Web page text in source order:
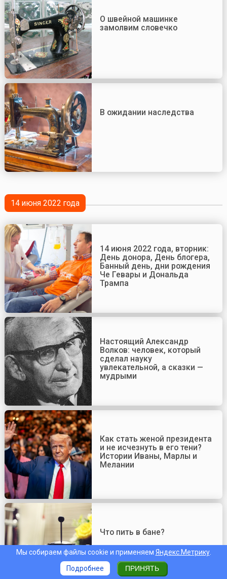
О швейной машинке
замолвим словечко
В ожидании наследства
14 июня 2022 года
14 июня 2022 года, вторник:
День донора, День блогера,
Банный день, дни рождения
Че Гевары и Дональда
Трампа
Настоящий Александр
Волков: человек, который
сделал науку
увлекательной, а сказки —
мудрыми
Как стать женой президента
и не исчезнуть в его тени?
Истории Иваны, Марлы и
Мелании
Что пить в бане?
Мы собираем файлы cookie и применяем Яндекс.Метрику.
Подробнее
ПРИНЯТЬ